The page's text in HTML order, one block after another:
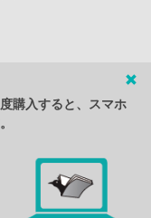
購入すると、スマホ